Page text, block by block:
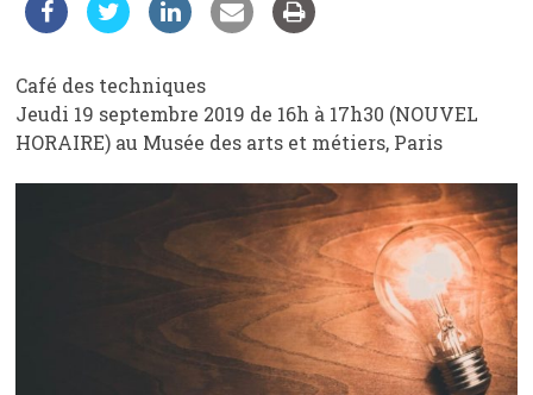
Café des techniques
Jeudi 19 septembre 2019 de 16h à 17h30 (NOUVEL
HORAIRE) au Musée des arts et métiers, Paris